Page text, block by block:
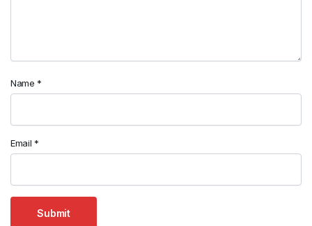
Name *
Email *